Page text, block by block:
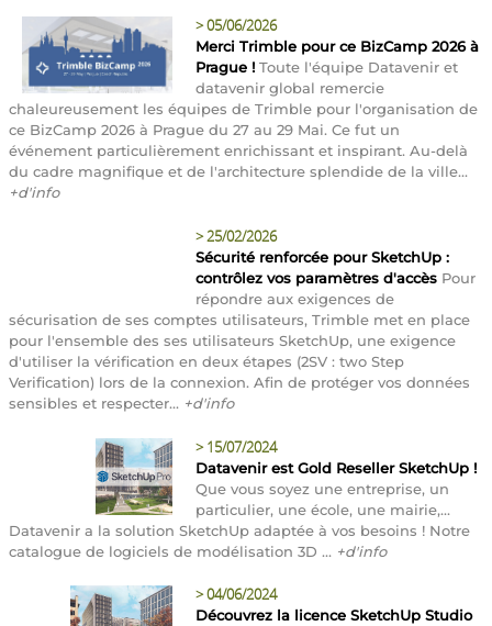
>05/06/2026
Merci Trimble pour ce BizCamp 2026 à
Prague ! Toute l'équipe Datavenir et
datavenir global remercie
chaleureusement les équipes de Trimble pour l'organisation de
ce BizCamp 2026 à Prague du 27 au 29 Mai. Ce fut un
événement particulièrement enrichissant et inspirant. Au-delà
du cadre magnifique et de l'architecture splendide de la ville...
+d'info
>25/02/2026
Sécurité renforcée pour SketchUp :
contrôlez vos paramètres d'accès Pour
répondre aux exigences de
sécurisation de ses comptes utilisateurs, Trimble met en place
pour l'ensemble des ses utilisateurs SketchUp, une exigence
d'utiliser la vérification en deux étapes (2SV : two Step
Verification) lors de la connexion. Afin de protéger vos données
sensibles et respecter... +d'info
> 15/07/2024
Datavenir est Gold Reseller SketchUp !
Que vous soyez une entreprise, un
particulier, une école, une mairie,...
Datavenir a la solution SketchUp adaptée à vos besoins ! Notre
catalogue de logiciels de modélisation 3D ... +d'info
>04/06/2024
Découvrez la licence SketchUp Studio